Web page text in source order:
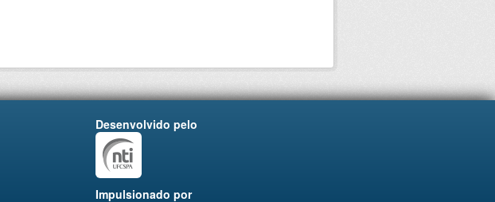
Desenvolvido pelo
Impulsionado por